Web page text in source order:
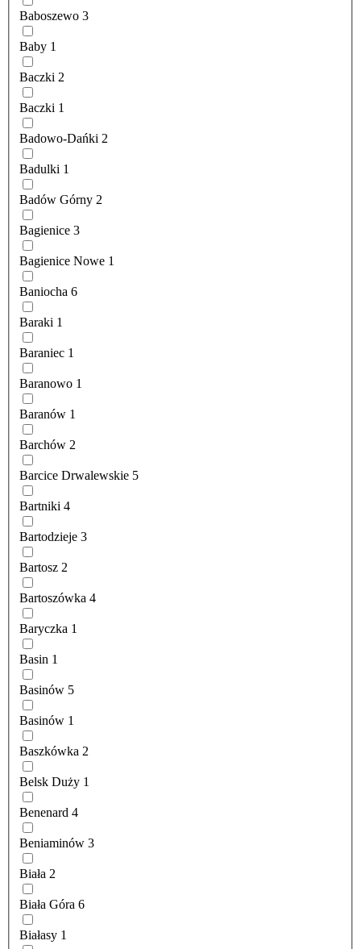
Baboszewo 3
Baby 1
Baczki 2
Baczki 1
Badowo-Dańki 2
Badulki 1
Badów Górny 2
Bagienice 3
Bagienice Nowe 1
Baniocha 6
Baraki 1
Baraniec 1
Baranowo 1
Baranów 1
Barchów 2
Barcice Drwalewskie 5
Bartniki 4
Bartodzieje 3
Bartosz 2
Bartoszówka 4
Baryczka 1
Basin 1
Basinów 5
Basinów 1
Baszkówka 2
Belsk Duży 1
Benenard 4
Beniaminów 3
Biała 2
Biała Góra 6
Białasy 1